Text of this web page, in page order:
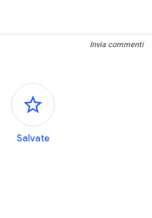
Invia commenti
Riquadri laterali
Salvate